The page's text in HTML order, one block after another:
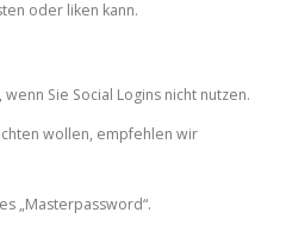
oder liken kann.
Sie Social Logins nicht nutzen.
wollen, empfehlen wir
„Masterpassword“.